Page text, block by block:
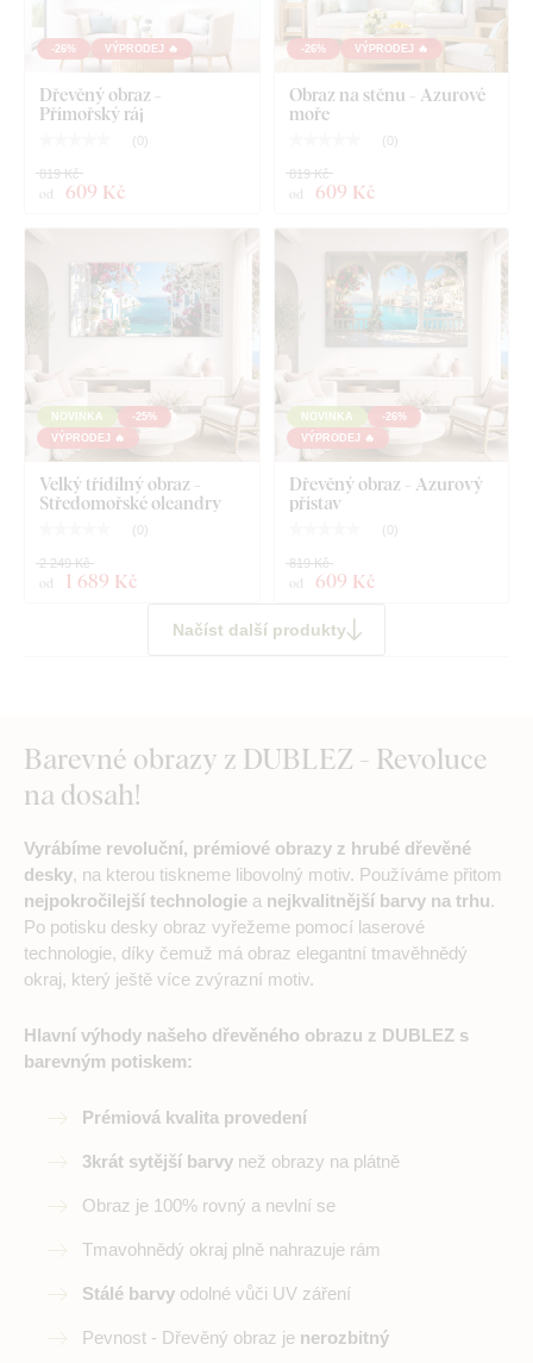
-26% VÝPRODEJ 🔥
Dřevěný obraz -
Přímořský ráj
( 0)
od 609 Kč
819 Kč
-26% VÝPRODEJ 🔥
Obraz na stěnu - Azurové
moře
( 0)
od 609 Kč
819 Kč
NOVINKA
-25%
VÝPRODEJ 🔥
Velký třídílný obraz -
Středomořské oleandry
( 0)
od 1 689 Kč
2 249 Kč
NOVINKA
-26%
VÝPRODEJ 🔥
Dřevěný obraz - Azurový
přístav
( 0)
od 609 Kč
819 Kč
Načíst další produkty
Barevné obrazy z DUBLEZ - Revoluce
na dosah!
Vyrábíme revoluční, prémiové obrazy z hrubé dřevěné
desky, na kterou tiskneme libovolný motiv. Používáme přitom
nejpokročilejší technologie a nejkvalitnější barvy na trhu.
Po potisku desky obraz vyřežeme pomocí laserové
technologie, díky čemuž má obraz elegantní tmavěhnědý
okraj, který ještě více zvýrazní motiv.
Hlavní výhody našeho dřevěného obrazu z DUBLEZ s
barevným potiskem:
Prémiová kvalita provedení
3krát sytější barvy než obrazy na plátně
Obraz je 100% rovný a nevlní se
Tmavohnědý okraj plně nahrazuje rám
Stálé barvy odolné vůči UV záření
Pevnost - Dřevěný obraz je nerozbitný